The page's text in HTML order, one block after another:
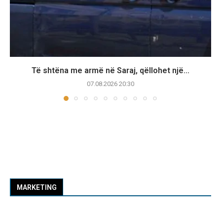
Të shtëna me armë në Saraj, qëllohet një...
07.08.2026 20:30
MARKETING